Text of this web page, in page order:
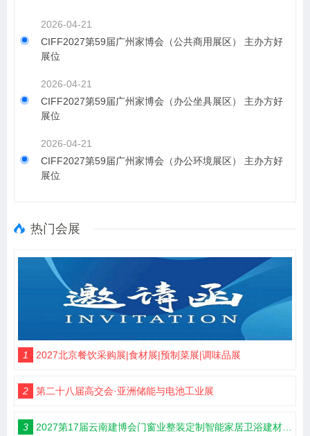
2026-04-21
CIFF2027第59届广州家博会（公共商用展区） 主办方好
展位
2026-04-21
CIFF2027第59届广州家博会（办公坐具展区） 主办方好
展位
2026-04-21
CIFF2027第59届广州家博会（办公环境展区） 主办方好
展位
热门会展
1 2027北京餐饮采购展|食材展|预制菜展|调味品展
2 第二十八届高交会·亚洲储能与电池工业展
3 2027第17届云南建博会门窗业整装定制智能家居卫浴建材展会